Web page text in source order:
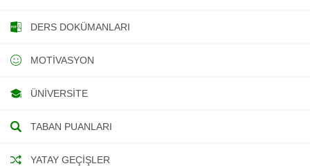
DERS DOKÜMANLARI
MOTIVASYON
ÜNIVERSITE
TABAN PUANLARI
YATAY GEÇIŞLER